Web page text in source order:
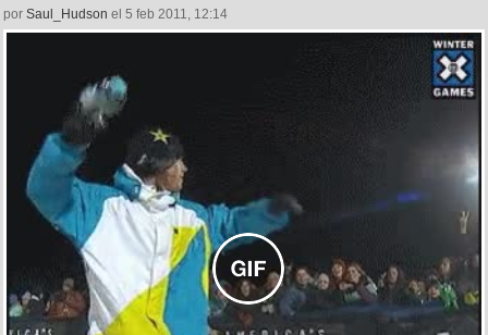
por Saul_Hudson el 5 feb 2011, 12:14